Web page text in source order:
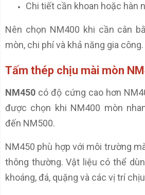
Chi tiết cần khoan hoặc hàn
Nên chọn NM400 khi cần cân
mòn, chi phí và khả năng gia công.
Tấm thép chịu mài mòn
NM450 có độ cứng cao hơn
được chọn khi NM400 mòn
đến NM500.
NM450 phù hợp với môi trường
thông thường. Vật liệu có thể
khoáng, đá, quặng và các vị trí